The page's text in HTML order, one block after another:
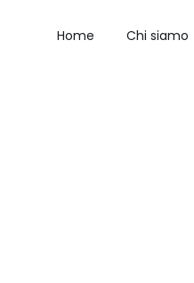
Home Chi siamo